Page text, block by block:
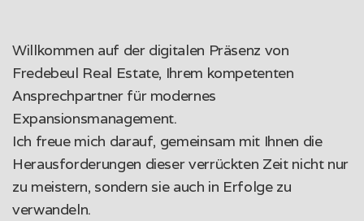
Willkommen auf der digitalen Präsenz von
Fredebeul Real Estate, Ihrem kompetenten
Ansprechpartner für modernes
Expansionsmanagement.
Ich freue mich darauf, gemeinsam mit Ihnen die
Herausforderungen dieser verrückten Zeit nicht nur
zu meistern, sondern sie auch in Erfolge zu
verwandeln.